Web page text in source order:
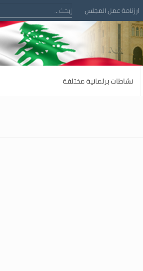
رزنامة عمل المجلس
نشاطات برلمانية مختلفة